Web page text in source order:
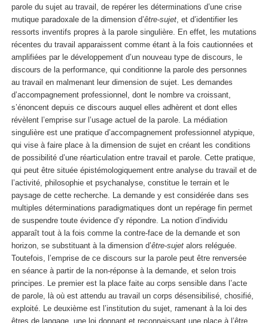
parole du sujet au travail, de repérer les déterminations d’une crise
mutique paradoxale de la dimension d’être-sujet, et d’identifier les
ressorts inventifs propres à la parole singulière. En effet, les mutations
récentes du travail apparaissent comme étant à la fois cautionnées et
amplifiées par le développement d’un nouveau type de discours, le
discours de la performance, qui conditionne la parole des personnes
au travail en malmenant leur dimension de sujet. Les demandes
d’accompagnement professionnel, dont le nombre va croissant,
s’énoncent depuis ce discours auquel elles adhèrent et dont elles
révèlent l’emprise sur l’usage actuel de la parole. La médiation
singulière est une pratique d’accompagnement professionnel atypique,
qui vise à faire place à la dimension de sujet en créant les conditions
de possibilité d’une réarticulation entre travail et parole. Cette pratique,
qui peut être située épistémologiquement entre analyse du travail et de
l’activité, philosophie et psychanalyse, constitue le terrain et le
paysage de cette recherche. La demande y est considérée dans ses
multiples déterminations paradigmatiques dont un repérage fin permet
de suspendre toute évidence d’y répondre. La notion d’individu
apparaît tout à la fois comme la contre-face de la demande et son
horizon, se substituant à la dimension d’être-sujet alors reléguée.
Toutefois, l’emprise de ce discours sur la parole peut être renversée
en séance à partir de la non-réponse à la demande, et selon trois
principes. Le premier est la place faite au corps sensible dans l’acte
de parole, là où est attendu au travail un corps désensibilisé, chosifié,
exploité. Le deuxième est l’institution du sujet, ramenant à la loi des
êtres de langage, une loi donnant et reconnaissant une place à l’être